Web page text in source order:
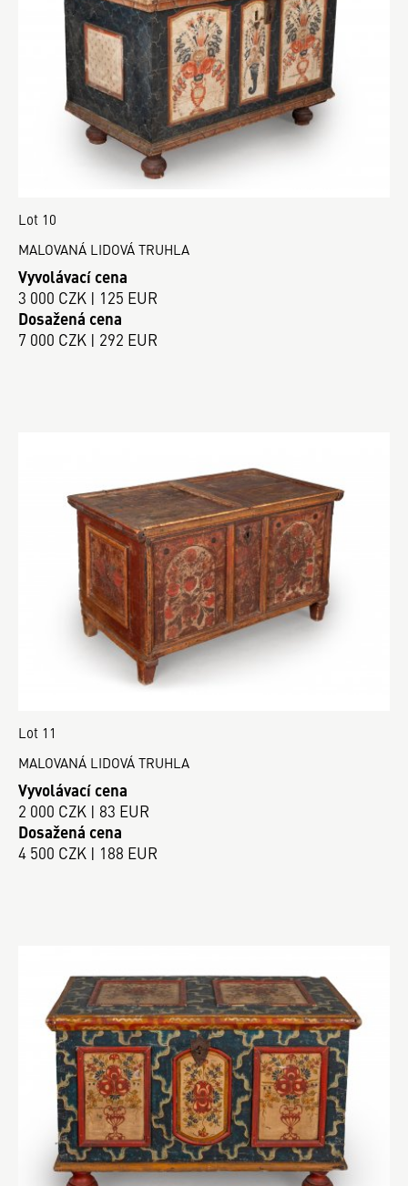
Lot 10
MALOVANÁ LIDOVÁ TRUHLA
Vyvolávací cena
3 000 CZK | 125 EUR
Dosažená cena
7 000 CZK | 292 EUR
Lot 11
MALOVANÁ LIDOVÁ TRUHLA
Vyvolávací cena
2 000 CZK | 83 EUR
Dosažená cena
4 500 CZK | 188 EUR